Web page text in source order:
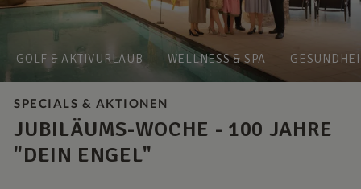
GOLF & AKTIVURLAUB WELLNESS & SPA
SPECIALS & AKTIONEN
JUBILÄUMS-WOCHE - 100 JAHRE
"DEIN ENGEL"